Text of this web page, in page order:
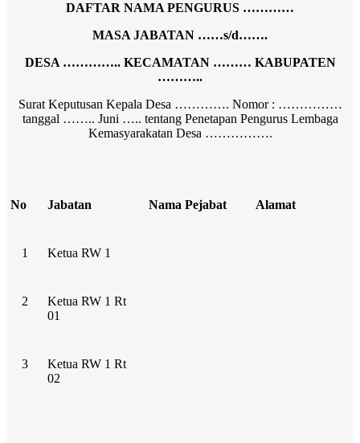
DAFTAR NAMA PENGURUS …………
MASA JABATAN ……s/d…….
DESA ………….. KECAMATAN ……… KABUPATEN
………..
Surat Keputusan Kepala Desa …………. Nomor : ……………
tanggal …….. Juni ….. tentang Penetapan Pengurus Lembaga
Kemasyarakatan Desa …………….
No Jabatan Nama Pejabat Alamat
1 Ketua RW 1
2
Ketua RW 1 Rt
01
3
Ketua RW 1 Rt
02